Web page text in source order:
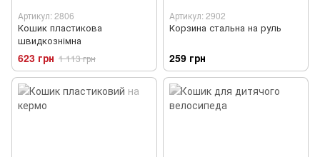
Артикул: 2806
Кошик пластикова
швидкознімна
623 грн 1 113 грн
Артикул: 2902
Корзина стальна на руль
259 грн